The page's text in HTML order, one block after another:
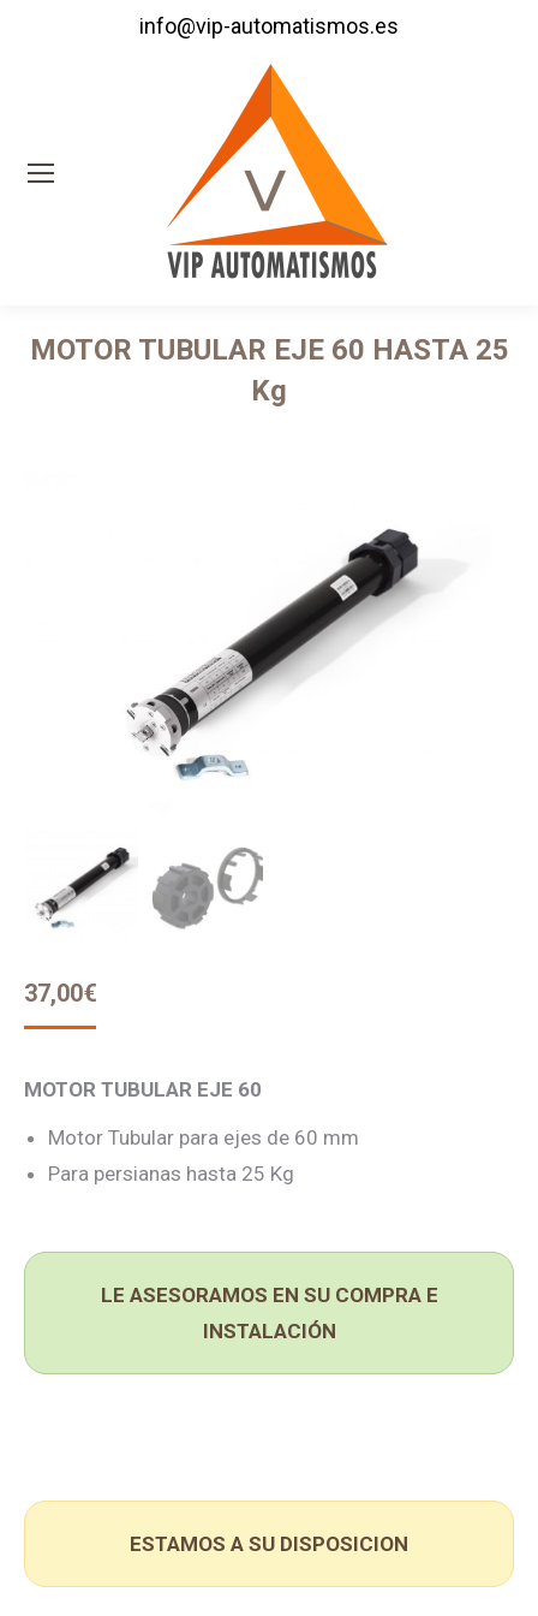
info@vip-automatismos.es
MOTOR TUBULAR EJE 60 HASTA 25
Kg
37,00€
MOTOR TUBULAR EJE 60
Motor Tubular para ejes de 60 mm
Para persianas hasta 25 Kg
LE ASESORAMOS EN SU COMPRA E
INSTALACIÓN
ESTAMOS A SU DISPOSICION